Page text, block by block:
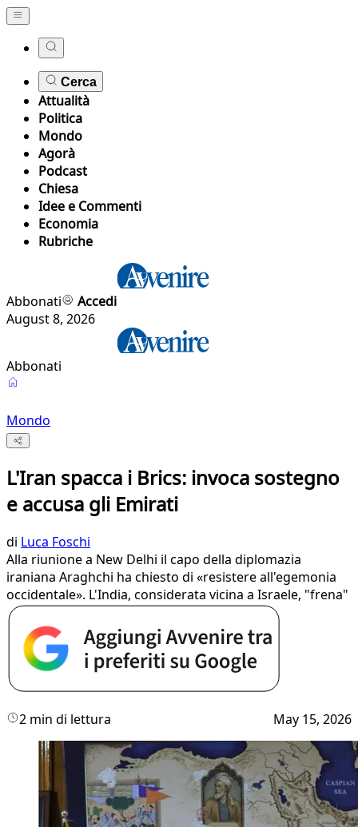
Cerca
Attualità
Politica
Mondo
Agorà
Podcast
Chiesa
Idee e Commenti
Economia
Rubriche
Abbonati
Accedi
August 8, 2026
Abbonati
Mondo
L'Iran spacca i Brics: invoca sostegno
e accusa gli Emirati
di Luca Foschi
Alla riunione a New Delhi il capo della diplomazia
iraniana Araghchi ha chiesto di «resistere all'egemonia
occidentale». L'India, considerata vicina a Israele, "frena"
2 min di lettura May 15, 2026